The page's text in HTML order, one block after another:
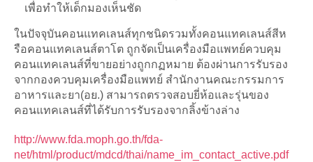
เพื่อทำให้เด็กมองเห็นชัด
ในปัจจุบันคอนแทคเลนส์ทุกชนิดรวมทั้งคอนแทคเลนส์สีห
รือคอนแทคเลนส์ตาโต ถูกจัดเป็นเครื่องมือแพทย์ควบคุม
คอนแทคเลนส์ที่ขายอย่างถูกกฏหมาย ต้องผ่านการรับรอง
จากกองควบคุมเครื่องมือแพทย์ สำนักงานคณะกรรมการ
อาหารและยา(อย.) สามารถตรวจสอบยี่ห้อและรุ่นของ
คอนแทคเลนส์ที่ได้รับการรับรองจากลิ้งข้างล่าง
http://www.fda.moph.go.th/fda-
net/html/product/mdcd/thai/name_im_contact_active.pdf